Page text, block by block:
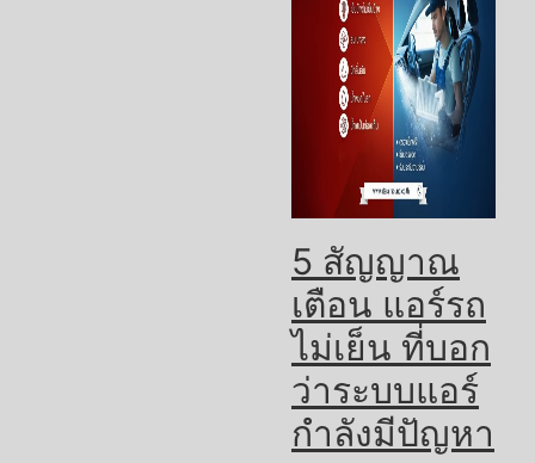
5 สัญญาณ
เตือน แอร์รถ
ไม่เย็น ที่บอก
ว่าระบบแอร์
กำลังมีปัญหา